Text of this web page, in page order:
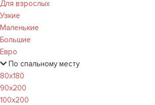
Для взрослых
Узкие
Маленькие
Большие
Евро
По спальному месту
80х180
90х200
100х200